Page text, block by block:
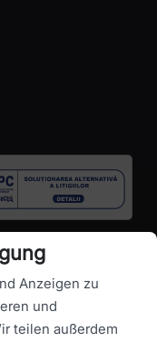
- Alle Rechte
Anzeigen zu
und
teilen außerdem